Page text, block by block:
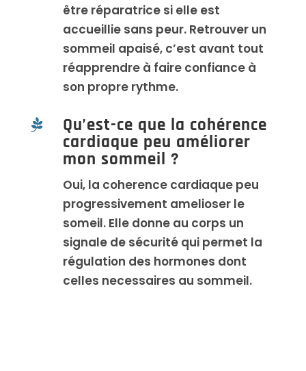
être réparatrice si elle est
accueillie sans peur. Retrouver un
sommeil apaisé, c’est avant tout
réapprendre à faire confiance à
son propre rythme.
 Qu’est-ce que la cohérence
cardiaque peu améliorer
mon sommeil ?
Oui, la coherence cardiaque peu
progressivement amelioser le
someil. Elle donne au corps un
signale de sécurité qui permet la
régulation des hormones dont
celles necessaires au sommeil.